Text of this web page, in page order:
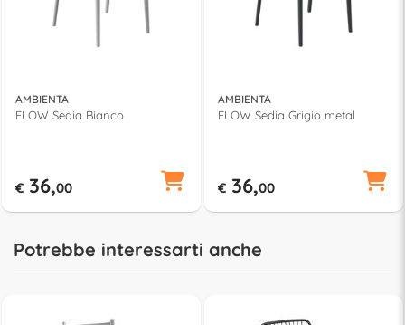
AMBIENTA
FLOW Sedia Bianco
€ 36,00
AMBIENTA
FLOW Sedia Grigio metal
€ 36,00
Potrebbe interessarti anche